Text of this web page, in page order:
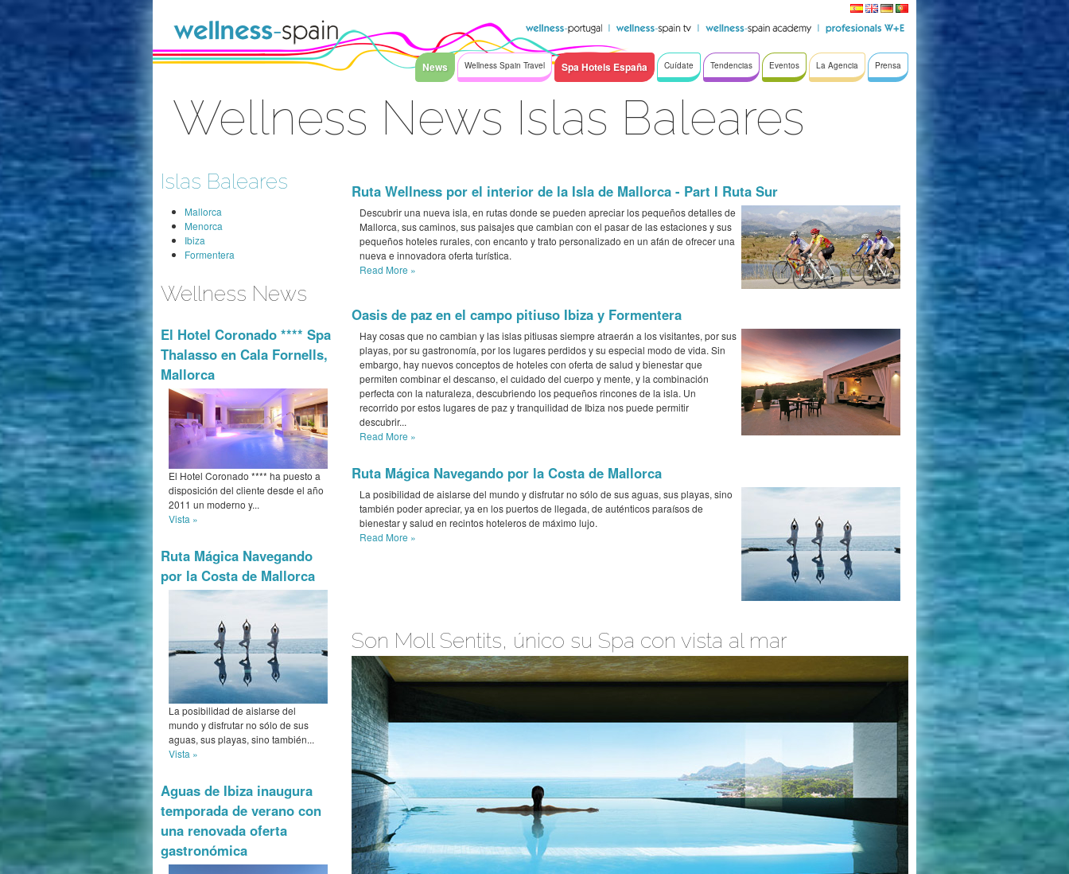
News Wellness Spain Travel Spa Hotels España Cuídate Tendencias Eventos La Agencia Prensa
Wellness News Islas Baleares
Islas Baleares
Mallorca
Menorca
Ibiza
Formentera
Wellness News
El Hotel Coronado **** Spa
Thalasso en Cala Fornells,
Mallorca
El Hotel Coronado **** ha puesto a
disposición del cliente desde el año
2011 un moderno y...
Vista »
Ruta Mágica Navegando
por la Costa de Mallorca
La posibilidad de aislarse del
mundo y disfrutar no sólo de sus
aguas, sus playas, sino también...
Vista »
Aguas de Ibiza inaugura
temporada de verano con
una renovada oferta
gastronómica
Ruta Wellness por el interior de la Isla de Mallorca - Part I Ruta Sur
Descubrir una nueva isla, en rutas donde se pueden apreciar los pequeños detalles de
Mallorca, sus caminos, sus paisajes que cambian con el pasar de las estaciones y sus
pequeños hoteles rurales, con encanto y trato personalizado en un afán de ofrecer una
nueva e innovadora oferta turística.
Read More »
Oasis de paz en el campo pitiuso Ibiza y Formentera
Hay cosas que no cambian y las islas pitiusas siempre atraerán a los visitantes, por sus
playas, por su gastronomía, por los lugares perdidos y su especial modo de vida. Sin
embargo, hay nuevos conceptos de hoteles con oferta de salud y bienestar que
permiten combinar el descanso, el cuidado del cuerpo y mente, y la combinación
perfecta con la naturaleza, descubriendo los pequeños rincones de la isla. Un
recorrido por estos lugares de paz y tranquilidad de Ibiza nos puede permitir
descubrir...
Read More »
Ruta Mágica Navegando por la Costa de Mallorca
La posibilidad de aislarse del mundo y disfrutar no sólo de sus aguas, sus playas, sino
también poder apreciar, ya en los puertos de llegada, de auténticos paraísos de
bienestar y salud en recintos hoteleros de máximo lujo.
Read More »
Son Moll Sentits, único su Spa con vista al mar